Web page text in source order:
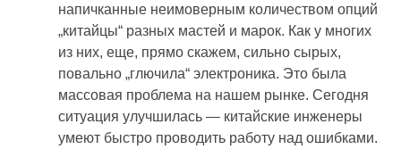
напичканные неимоверным количеством опций
„китайцы“ разных мастей и марок. Как у многих
из них, еще, прямо скажем, сильно сырых,
повально „глючила“ электроника. Это была
массовая проблема на нашем рынке. Сегодня
ситуация улучшилась — китайские инженеры
умеют быстро проводить работу над ошибками.